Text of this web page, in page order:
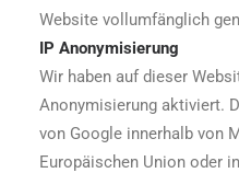
Website vollumfänglich
IP Anonymisierung
Wir haben auf dieser
Anonymisierung aktiviert.
von Google innerhalb von
Europäischen Union oder